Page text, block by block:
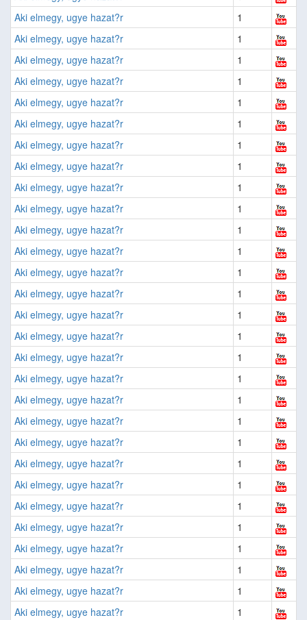
Aki elmegy, ugye hazat?r
1
Aki elmegy, ugye hazat?r
1
Aki elmegy, ugye hazat?r
1
Aki elmegy, ugye hazat?r
1
Aki elmegy, ugye hazat?r
1
Aki elmegy, ugye hazat?r
1
Aki elmegy, ugye hazat?r
1
Aki elmegy, ugye hazat?r
1
Aki elmegy, ugye hazat?r
1
Aki elmegy, ugye hazat?r
1
Aki elmegy, ugye hazat?r
1
Aki elmegy, ugye hazat?r
1
Aki elmegy, ugye hazat?r
1
Aki elmegy, ugye hazat?r
1
Aki elmegy, ugye hazat?r
1
Aki elmegy, ugye hazat?r
1
Aki elmegy, ugye hazat?r
1
Aki elmegy, ugye hazat?r
1
Aki elmegy, ugye hazat?r
1
Aki elmegy, ugye hazat?r
1
Aki elmegy, ugye hazat?r
1
Aki elmegy, ugye hazat?r
1
Aki elmegy, ugye hazat?r
1
Aki elmegy, ugye hazat?r
1
Aki elmegy, ugye hazat?r
1
Aki elmegy, ugye hazat?r
1
Aki elmegy, ugye hazat?r
1
Aki elmegy, ugye hazat?r
1
Aki elmegy, ugye hazat?r
1